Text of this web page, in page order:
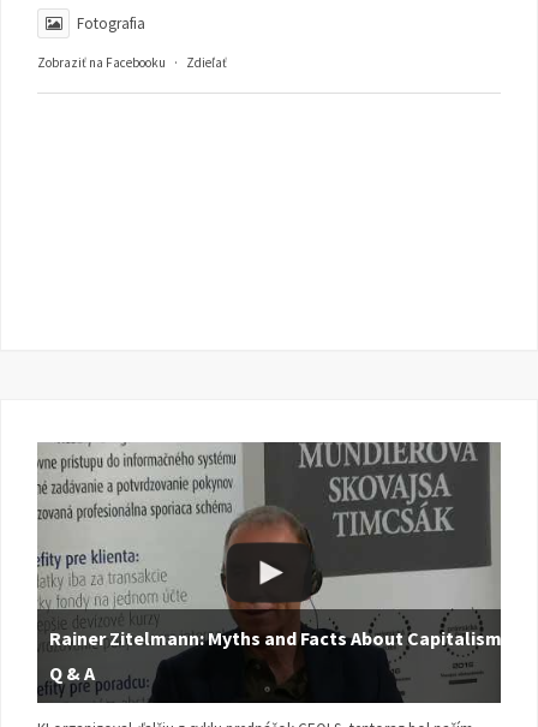
Fotografia
Zobraziť na Facebooku · Zdieľať
Rainer Zitelmann: Myths and Facts About Capitalism |
Q & A